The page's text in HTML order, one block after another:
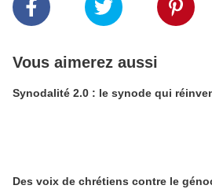
Vous aimerez aussi
Synodalité 2.0 : le synode qui
Des voix de chrétiens contre le